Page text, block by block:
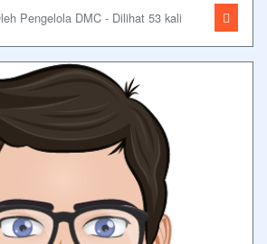
Pengelola DMC - Dilihat 53 kali